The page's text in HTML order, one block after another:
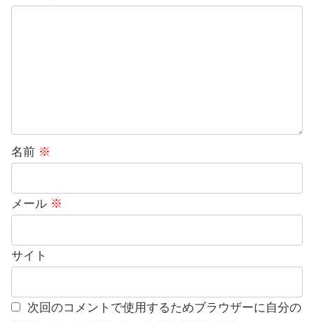
名前 ※
メール ※
サイト
次回のコメントで使用するためブラウザーに自分の